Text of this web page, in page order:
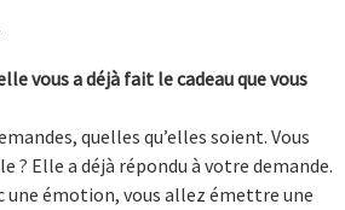
vous a déjà fait le cadeau que vous
quelles qu’elles soient. Vous
Elle a déjà répondu à votre demande.
une émotion, vous allez émettre une